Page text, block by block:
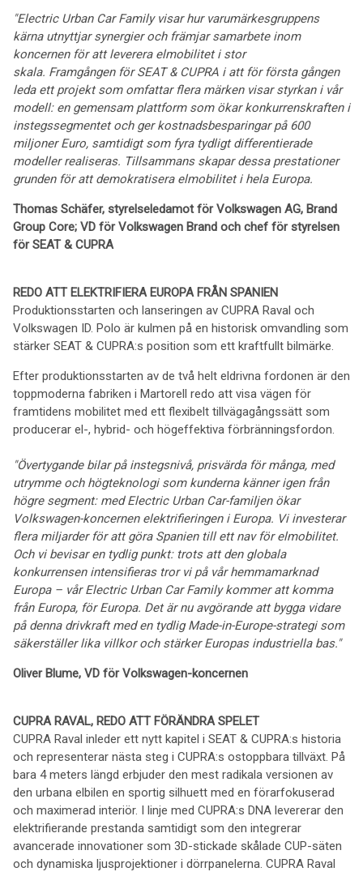
"Electric Urban Car Family visar hur varumärkesgruppens
kärna utnyttjar synergier och främjar samarbete inom
koncernen för att leverera elmobilitet i stor
skala. Framgången för SEAT & CUPRA i att för första gången
leda ett projekt som omfattar flera märken visar styrkan i vår
modell: en gemensam plattform som ökar konkurrenskraften i
instegssegmentet och ger kostnadsbesparingar på 600
miljoner Euro, samtidigt som fyra tydligt differentierade
modeller realiseras. Tillsammans skapar dessa prestationer
grunden för att demokratisera elmobilitet i hela Europa.
Thomas Schäfer, styrelseledamot för Volkswagen AG, Brand
Group Core; VD för Volkswagen Brand och chef för styrelsen
för SEAT & CUPRA
REDO ATT ELEKTRIFIERA EUROPA FRÅN SPANIEN
Produktionsstarten och lanseringen av CUPRA Raval och
Volkswagen ID. Polo är kulmen på en historisk omvandling som
stärker SEAT & CUPRA:s position som ett kraftfullt bilmärke.
Efter produktionsstarten av de två helt eldrivna fordonen är den
toppmoderna fabriken i Martorell redo att visa vägen för
framtidens mobilitet med ett flexibelt tillvägagångssätt som
producerar el-, hybrid- och högeffektiva förbränningsfordon.
"Övertygande bilar på instegsnivå, prisvärda för många, med
utrymme och högteknologi som kunderna känner igen från
högre segment: med Electric Urban Car-familjen ökar
Volkswagen-koncernen elektrifieringen i Europa. Vi investerar
flera miljarder för att göra Spanien till ett nav för elmobilitet.
Och vi bevisar en tydlig punkt: trots att den globala
konkurrensen intensifieras tror vi på vår hemmamarknad
Europa – vår Electric Urban Car Family kommer att komma
från Europa, för Europa. Det är nu avgörande att bygga vidare
på denna drivkraft med en tydlig Made-in-Europe-strategi som
säkerställer lika villkor och stärker Europas industriella bas."
Oliver Blume, VD för Volkswagen-koncernen
CUPRA RAVAL, REDO ATT FÖRÄNDRA SPELET
CUPRA Raval inleder ett nytt kapitel i SEAT & CUPRA:s historia
och representerar nästa steg i CUPRA:s ostoppbara tillväxt. På
bara 4 meters längd erbjuder den mest radikala versionen av
den urbana elbilen en sportig silhuett med en förarfokuserad
och maximerad interiör. I linje med CUPRA:s DNA levererar den
elektrifierande prestanda samtidigt som den integrerar
avancerade innovationer som 3D-stickade skålade CUP-säten
och dynamiska ljusprojektioner i dörrpanelerna. CUPRA Raval